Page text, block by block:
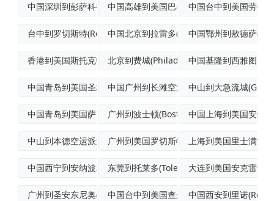
中国深圳到彭萨科拉(Pensacola)中国高雄到美国巴吞鲁日(BatonRou
中国台中到美国劳德
台中到罗切斯特(Rochester)FC中国北京到拉雷多(Laredo)航空货运
中国鄂州到敖德萨
香港到美国斯托克顿海运北京到费城(Philadelphia)标中国基隆到西雅图国
中国青岛到美国圣地亚哥航空运输中国广州到长滩空海联运中山到大急流城
中国青岛到美国萨克拉门托空运快递广州到波士顿(Boston)多式联运中国上海到美国安纳
中山到本德空运派送 广州到美国罗切斯特(Rochester)
上海到美国里士满海
中国西宁到安纳波利斯(Annapolis东莞到托莱多(Toledo)集装箱运输
大连到美国安克雷奇
广州到圣安东尼奥(SanAntonio)中国台中到美国查尔斯顿(Charlest
中国西安到里诺